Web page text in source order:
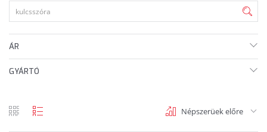
ÁR
GYÁRTÓ
Népszerüek előre